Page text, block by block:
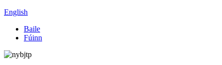
English
Baile
Fúinn